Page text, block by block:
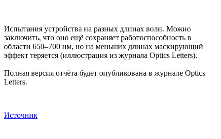
Испытания устройства на разных длинах волн. Можно
заключить, что оно ещё сохраняет работоспособность в
области 650–700 нм, но на меньших длинах маскирующий
эффект теряется (иллюстрация из журнала Optics Letters).
Полная версия отчёта будет опубликована в журнале Optics
Letters.
Источник